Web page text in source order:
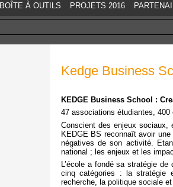
BOÎTE À OUTILS PROJETS 2016
Kedge Business
KEDGE Business School :
47 associations étudiantes,
Conscient des enjeux sociaux,
KEDGE BS reconnaît avoir
négatives de son activité.
national ; les enjeux et les
L’école a fondé sa stratégie
cinq catégories : la stratégie
recherche, la politique sociale